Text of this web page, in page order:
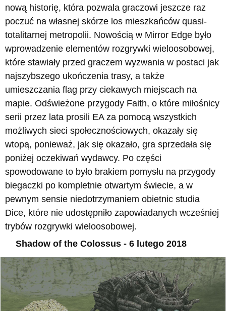
nową historię, która pozwala graczowi jeszcze raz
poczuć na własnej skórze los mieszkańców quasi-
totalitarnej metropolii. Nowością w Mirror Edge było
wprowadzenie elementów rozgrywki wieloosobowej,
które stawiały przed graczem wyzwania w postaci jak
najszybszego ukończenia trasy, a także
umieszczania flag przy ciekawych miejscach na
mapie. Odświeżone przygody Faith, o które miłośnicy
serii przez lata prosili EA za pomocą wszystkich
możliwych sieci społecznościowych, okazały się
wtopą, ponieważ, jak się okazało, gra sprzedała się
poniżej oczekiwań wydawcy. Po części
spowodowane to było brakiem pomysłu na przygody
biegaczki po kompletnie otwartym świecie, a w
pewnym sensie niedotrzymaniem obietnic studia
Dice, które nie udostępniło zapowiadanych wcześniej
trybów rozgrywki wieloosobowej.
Shadow of the Colossus - 6 lutego 2018